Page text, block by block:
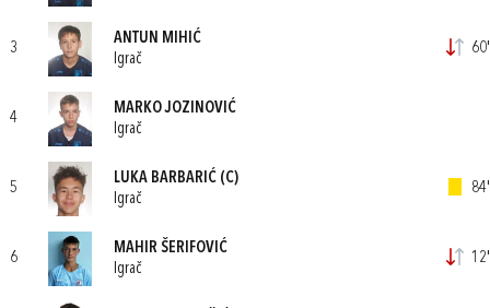
3
ANTUN MIHIĆ
Igrač
60'
4
MARKO JOZINOVIĆ
Igrač
5
LUKA BARBARIĆ (C)
Igrač
84'
6
MAHIR ŠERIFOVIĆ
Igrač
12'